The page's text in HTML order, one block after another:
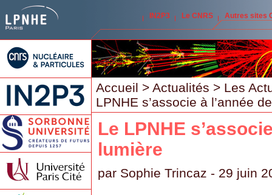
IN2P3 Le CNRS Autres sites
Accueil > Actualités > Les
LPNHE s’associe à l’année
Le LPNHE
lumière
par Sophie Trincaz - 29 juin